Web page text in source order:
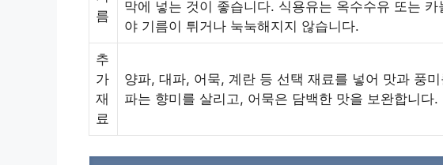
름
막에 넣는 것이 좋습니다. 식용유는 옥수수유 또는
야 기름이 튀거나 눅눅해지지 않습니다.
추
가
재
료
양파, 대파, 어묵, 계란 등 선택 재료를 넣어 맛과 풍
파는 향미를 살리고, 어묵은 담백한 맛을 보완합니다.